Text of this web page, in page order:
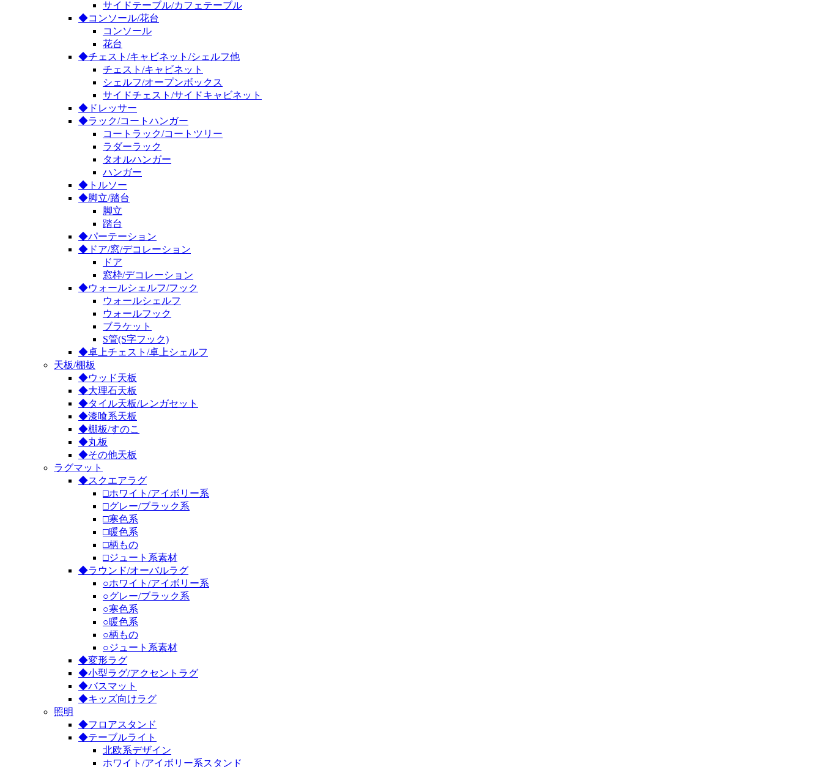
サイドテーブル/カフェテーブル
◆コンソール/花台
コンソール
花台
◆チェスト/キャビネット/シェルフ他
チェスト/キャビネット
シェルフ/オープンボックス
サイドチェスト/サイドキャビネット
◆ドレッサー
◆ラック/コートハンガー
コートラック/コートツリー
ラダーラック
タオルハンガー
ハンガー
◆トルソー
◆脚立/踏台
脚立
踏台
◆パーテーション
◆ドア/窓/デコレーション
ドア
窓枠/デコレーション
◆ウォールシェルフ/フック
ウォールシェルフ
ウォールフック
ブラケット
S管(S字フック)
◆卓上チェスト/卓上シェルフ
天板/棚板
◆ウッド天板
◆大理石天板
◆タイル天板/レンガセット
◆漆喰系天板
◆棚板/すのこ
◆丸板
◆その他天板
ラグマット
◆スクエアラグ
□ホワイト/アイボリー系
□グレー/ブラック系
□寒色系
□暖色系
□柄もの
□ジュート系素材
◆ラウンド/オーバルラグ
○ホワイト/アイボリー系
○グレー/ブラック系
○寒色系
○暖色系
○柄もの
○ジュート系素材
◆変形ラグ
◆小型ラグ/アクセントラグ
◆バスマット
◆キッズ向けラグ
照明
◆フロアスタンド
◆テーブルライト
北欧系デザイン
ホワイト/アイボリー系スタンド